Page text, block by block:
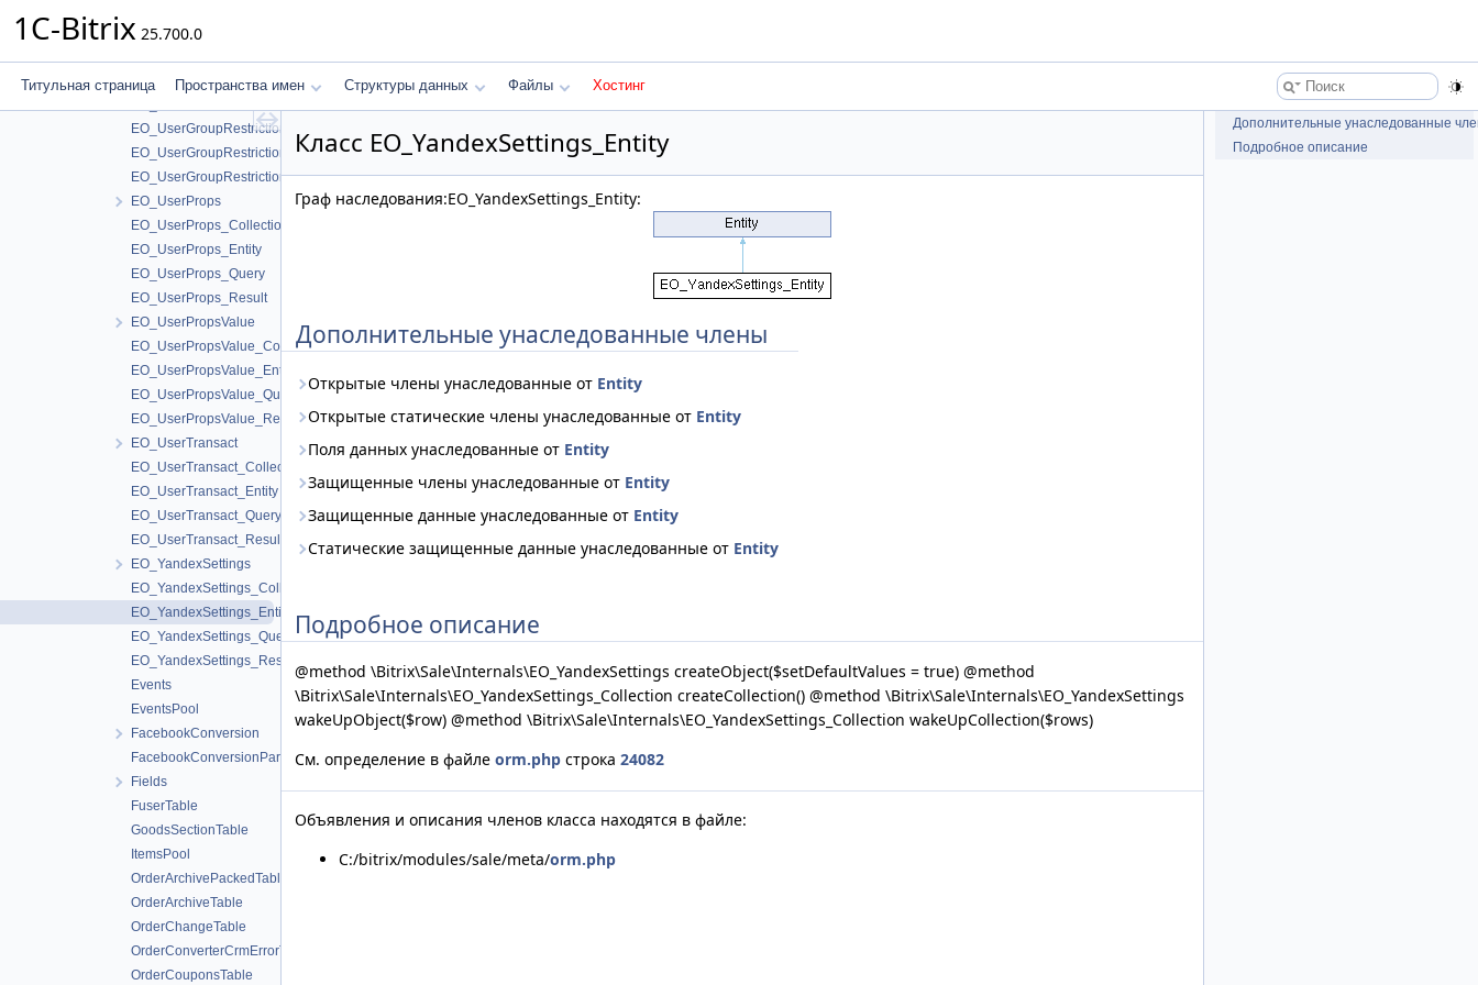
1C-Bitrix 25.700.0
Титульная страница Пространства имен Структуры данных Файлы Хостинг
EO_SynchronizerLog_Query
EO_UserGroupRestriction
EO_UserGroupRestriction_Entity
EO_UserGroupRestriction_Query
EO_UserGroupRestriction_Result
EO_UserProps
EO_UserProps_Collection
EO_UserProps_Entity
EO_UserProps_Query
EO_UserProps_Result
EO_UserPropsValue
EO_UserPropsValue_Collection
EO_UserPropsValue_Entity
EO_UserPropsValue_Query
EO_UserPropsValue_Result
EO_UserTransact
EO_UserTransact_Collection
EO_UserTransact_Entity
EO_UserTransact_Query
EO_UserTransact_Result
EO_YandexSettings
EO_YandexSettings_Collection
EO_YandexSettings_Entity
EO_YandexSettings_Query
EO_YandexSettings_Result
Events
EventsPool
FacebookConversion
FacebookConversionParamsTable
Fields
FuserTable
GoodsSectionTable
ItemsPool
OrderArchivePackedTable
OrderArchiveTable
OrderChangeTable
OrderConverterCrmErrorTable
OrderCouponsTable
Класс EO_YandexSettings_Entity
Граф наследования:EO_YandexSettings_Entity:
Дополнительные унаследованные члены
Открытые члены унаследованные от Entity
Открытые статические члены унаследованные от Entity
Поля данных унаследованные от Entity
Защищенные члены унаследованные от Entity
Защищенные данные унаследованные от Entity
Статические защищенные данные унаследованные от Entity
Подробное описание
@method \Bitrix\Sale\Internals\EO_YandexSettings createObject($setDefaultValues = true) @method
\Bitrix\Sale\Internals\EO_YandexSettings_Collection createCollection() @method \Bitrix\Sale\Internals\EO_YandexSettings
wakeUpObject($row) @method \Bitrix\Sale\Internals\EO_YandexSettings_Collection wakeUpCollection($rows)
См. определение в файле orm.php строка 24082
Объявления и описания членов класса находятся в файле:
C:/bitrix/modules/sale/meta/orm.php
Дополнительные унаследованные
Подробное описание